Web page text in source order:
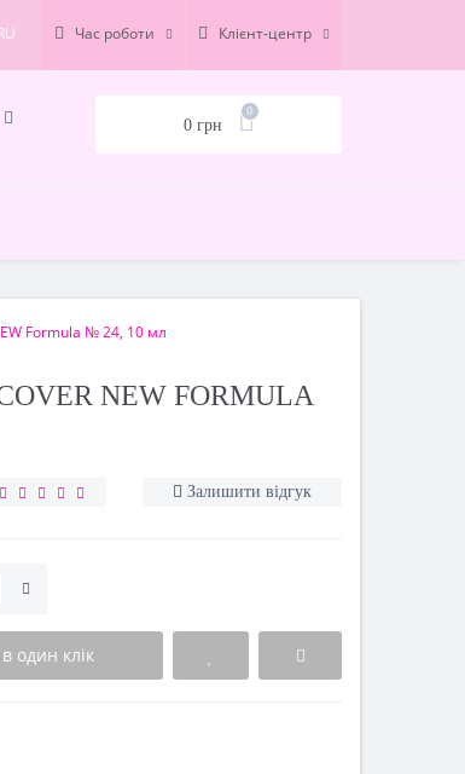
Час роботи Клієнт-центр
0 грн
0
Formula № 24, 10 мл
NEW FORMULA
Залишити відгук
один клік